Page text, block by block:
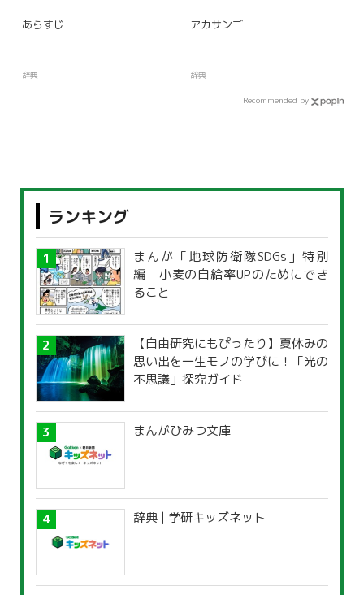
あらすじ
辞典
アカサンゴ
辞典
Recommended by
ランキング
まんが「地球防衛隊SDGs」特別
編 小麦の自給率UPのためにでき
ること
【自由研究にもぴったり】夏休みの
思い出を一生モノの学びに！「光の
不思議」探究ガイド
まんがひみつ文庫
辞典 | 学研キッズネット